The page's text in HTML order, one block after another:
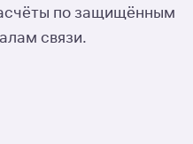
по защищённым
связи.